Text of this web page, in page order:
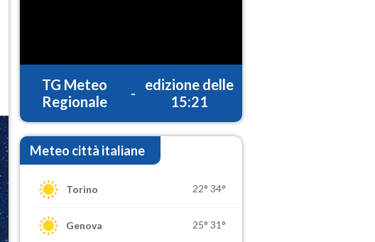
TG Meteo
Regionale
-
edizione delle
15:21
Meteo città italiane
Torino 22° 34°
Genova 25° 31°